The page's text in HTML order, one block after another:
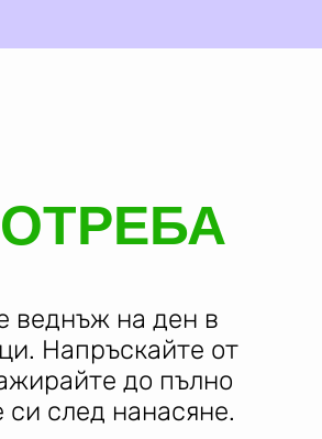
веднъж на ден в
Напръскайте от
до пълно
след нанасяне.